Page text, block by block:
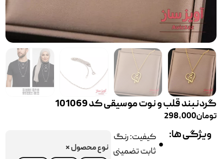
گردنبند قلب و نوت موسیقی کد 101069
تومان298,000
ویژگی ها:
کیفیت: رنگ
ثابت تضمینی نوع محصول*